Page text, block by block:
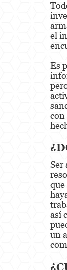
el
Es
con
Ser
que
así
un